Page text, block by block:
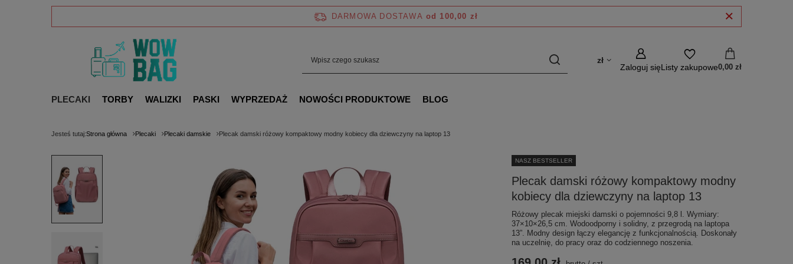
DARMOWA DOSTAWA od 100,00 zł
zł
Zaloguj sięListy zakupowe0,00 zł
PLECAKI TORBY WALIZKI PASKI WYPRZEDAŻ NOWOŚCI PRODUKTOWE BLOG
Jesteś tutaj:Strona główna Plecaki Plecaki damskie Plecak damski różowy kompaktowy modny kobiecy dla dziewczyny na laptop 13
NASZ BESTSELLER
Plecak damski różowy kompaktowy modny
kobiecy dla dziewczyny na laptop 13
Różowy plecak miejski damski o pojemności 9,8 l. Wymiary:
37×10×26,5 cm. Wodoodporny i solidny, z przegrodą na laptopa
13”. Modny design łączy elegancję z funkcjonalnością. Doskonały
na uczelnię, do pracy oraz do codziennego noszenia.